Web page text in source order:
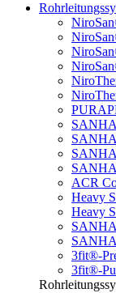
ACR
Heavy
Heavy
3fit®-
3fit®-